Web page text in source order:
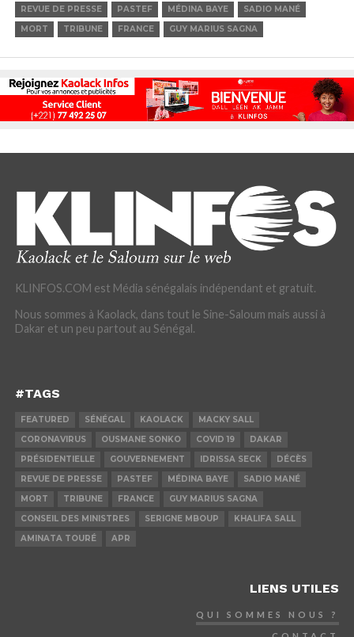
REVUE DE PRESSE
PASTEF MÉDINA BAYE
SADIO MANÉ
MORT
TRIBUNE FRANCE GUY MARIUS SAGNA
KLINFOS.COM est Média sénégalais indépendant et gratuit.
Nous sommes à Kaolack, dans tout le Sine-Saloum mais aussi à
Dakar et un peu partout au Sénégal.
#TAGS
FEATURED SÉNÉGAL KAOLACK
MACKY SALL
CORONAVIRUS
OUSMANE SONKO COVID 19
DAKAR
PRÉSIDENTIELLE
GOUVERNEMENT IDRISSA SECK
DÉCÈS
REVUE DE PRESSE
PASTEF MÉDINA BAYE
SADIO MANÉ
MORT
TRIBUNE FRANCE
GUY MARIUS SAGNA
CONSEIL DES MINISTRES
SERIGNE MBOUP
KHALIFA SALL
AMINATA TOURÉ
APR
LIENS UTILES
QUI SOMMES NOUS ?